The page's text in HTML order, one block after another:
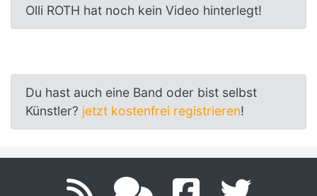
Olli ROTH hat noch kein Video hinterlegt!
Du hast auch eine Band oder bist selbst
Künstler? jetzt kostenfrei registrieren!